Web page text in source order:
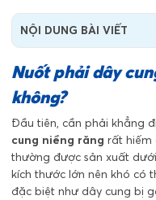
NỘI DUNG BÀI VIẾT
Nuốt phải dây
không?
Đầu tiên, cần phải khẳng
cung niềng răng rất hiếm
thường được sản xuất
kích thước lớn nên khó có
đặc biệt như dây cung bị